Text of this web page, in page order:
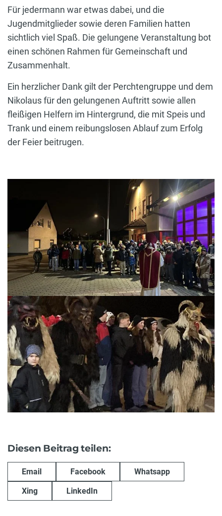
Für jedermann war etwas dabei, und die
Jugendmitglieder sowie deren Familien hatten
sichtlich viel Spaß. Die gelungene Veranstaltung bot
einen schönen Rahmen für Gemeinschaft und
Zusammenhalt.
Ein herzlicher Dank gilt der Perchtengruppe und dem
Nikolaus für den gelungenen Auftritt sowie allen
fleißigen Helfern im Hintergrund, die mit Speis und
Trank und einem reibungslosen Ablauf zum Erfolg
der Feier beitrugen.
Diesen Beitrag teilen:
Email Facebook Whatsapp
Xing LinkedIn